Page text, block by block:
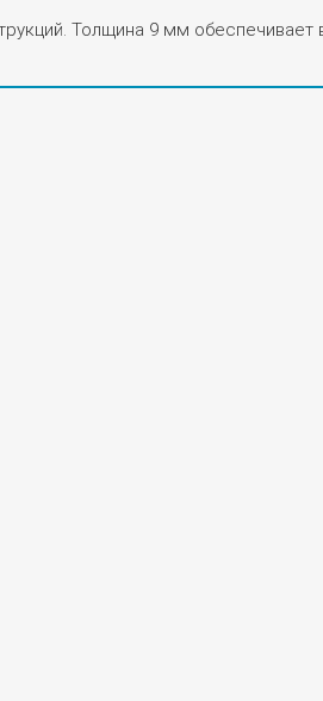
Толщина 9 мм